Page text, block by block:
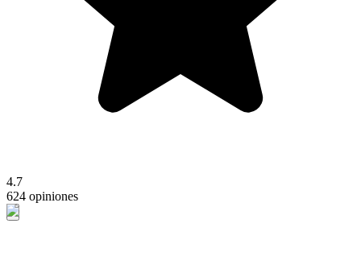
4.7
624 opiniones